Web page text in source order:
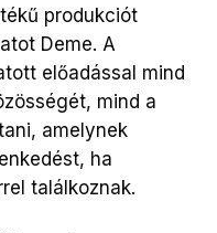
produkciót
Deme. A
előadással mind
mind a
amelynek
ha
találkoznak.